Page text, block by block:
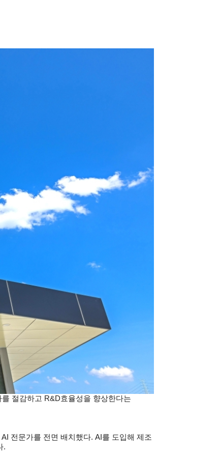
절감하고 R&D효율성을 향상한다는
전문가를 전면 배치했다. AI를 도입해 제조
.